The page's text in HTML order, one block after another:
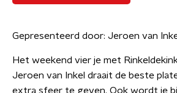
Gepresenteerd door: Jeroen van
Het weekend vier je met
Jeroen van Inkel draait de beste
extra sfeer te geven. Ook wordt je